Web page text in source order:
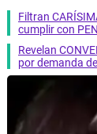
Filtran
cumplir con
Revelan
por demanda